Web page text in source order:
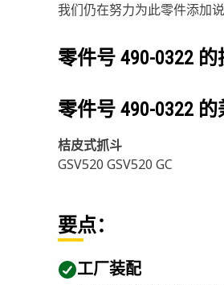
我们仍在努力为此零件添加说
零件号 490-0322 的
零件号 490-0322 的
桔皮式抓斗
GSV520 GSV520 GC
要点：
工厂装配